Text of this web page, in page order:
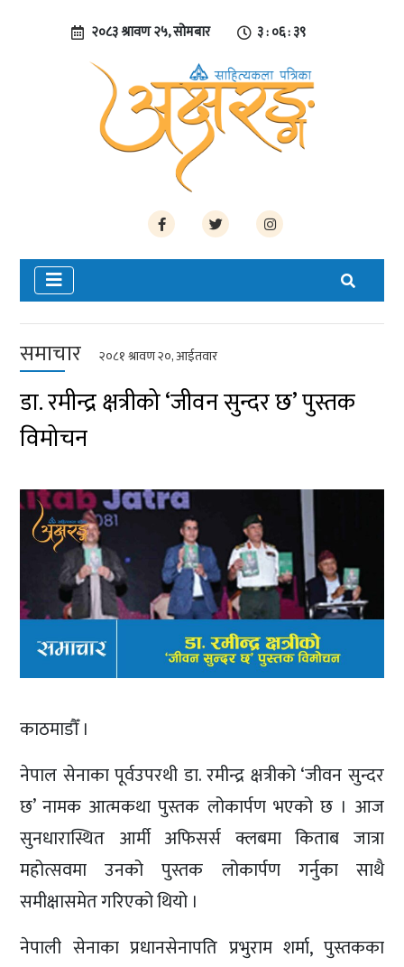
२०८३ श्रावण २५, सोमबार ३ : ०६ : ३९
समाचार २०८१ श्रावण २०, आईतवार
डा. रमीन्द्र क्षत्रीको ‘जीवन सुन्दर छ’ पुस्तक
विमोचन
काठमाडौँ ।
नेपाल सेनाका पूर्वउपरथी डा. रमीन्द्र क्षत्रीको ‘जीवन सुन्दर
छ’ नामक आत्मकथा पुस्तक लोकार्पण भएको छ । आज
सुनधारास्थित आर्मी अफिसर्स क्लबमा किताब जात्रा
महोत्सवमा उनको पुस्तक लोकार्पण गर्नुका साथै
समीक्षासमेत गरिएको थियो ।
नेपाली सेनाका प्रधानसेनापति प्रभुराम शर्मा, पुस्तकका